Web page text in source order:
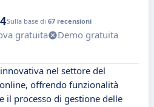
Sulla base di 67 recensioni
gratuita
Demo gratuita
nel settore del
offrendo funzionalità
il processo di gestione delle